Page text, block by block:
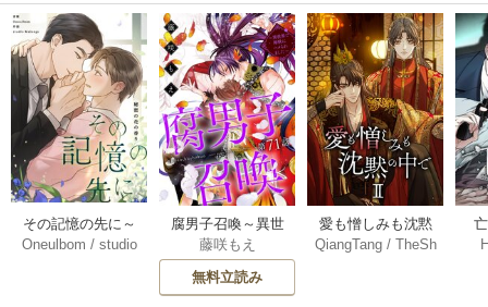
その記憶の先に～
秘密の花の香り～
Oneulbom / studio
腐男子召喚～異世
界で神獣にハメら
れました～ 分冊版
71巻
藤咲もえ
無料立読み
愛も憎しみも沈黙
の中で【タテヨ
QiangTang/ TheSh